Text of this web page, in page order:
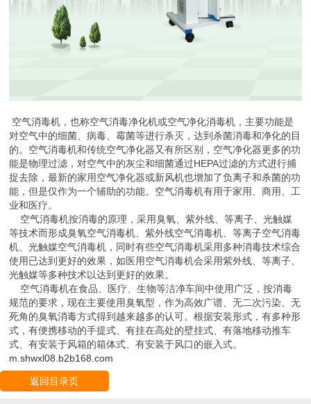
空气消毒机，也称空气消毒净化机或空气净化消毒机，主要功能是
对空气中的细菌、病毒、霉菌等进行杀灭，达到杀菌消毒和净化的目
的。空气消毒机和传统空气净化器又有所区别，空气净化器更多的功
能是物理过滤，对空气中的灰尘和细菌通过HEPA过滤的方式进行捕
捉去除，最新的家用空气净化器或新风机也增加了负离子和杀菌的功
能，但是仅作为一个辅助的功能。空气消毒机有用于家用、商用、工
业和医疗。
空气消毒机按消毒的原理，采用臭氧、紫外线、等离子、光触媒
等技术而形成臭氧空气消毒机、紫外线空气消毒机、等离子空气消毒
机、光触媒空气消毒机，同时有些空气消毒机采用多种消毒技术综合
使用已达到更好的效果，如医用空气消毒机会采用紫外线、等离子、
光触媒等多种技术以达到更好的效果。
空气消毒机在食品、医疗、生物等洁净车间中使用广泛，按消毒
规范的要求，现在主要使用臭氧型，作为高效广谱、无二次污染、无
死角的臭氧消毒方式得到越来越多的认可。根据安装形式，有多种形
式，有便携移动的手提式、有挂在高处的壁挂式、有落地移动推车
式、有安装于风箱的箱体式、有安装于风口的嵌入式。
m.shwxl08.b2b168.com
返回目录页